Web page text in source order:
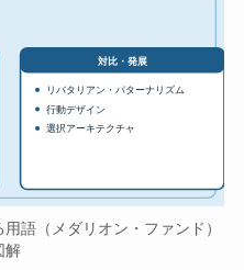
対比・発展
リバタリアン・パターナリズム
行動デザイン
選択アーキテクチャ
語（メダリオン・ファンド）
解